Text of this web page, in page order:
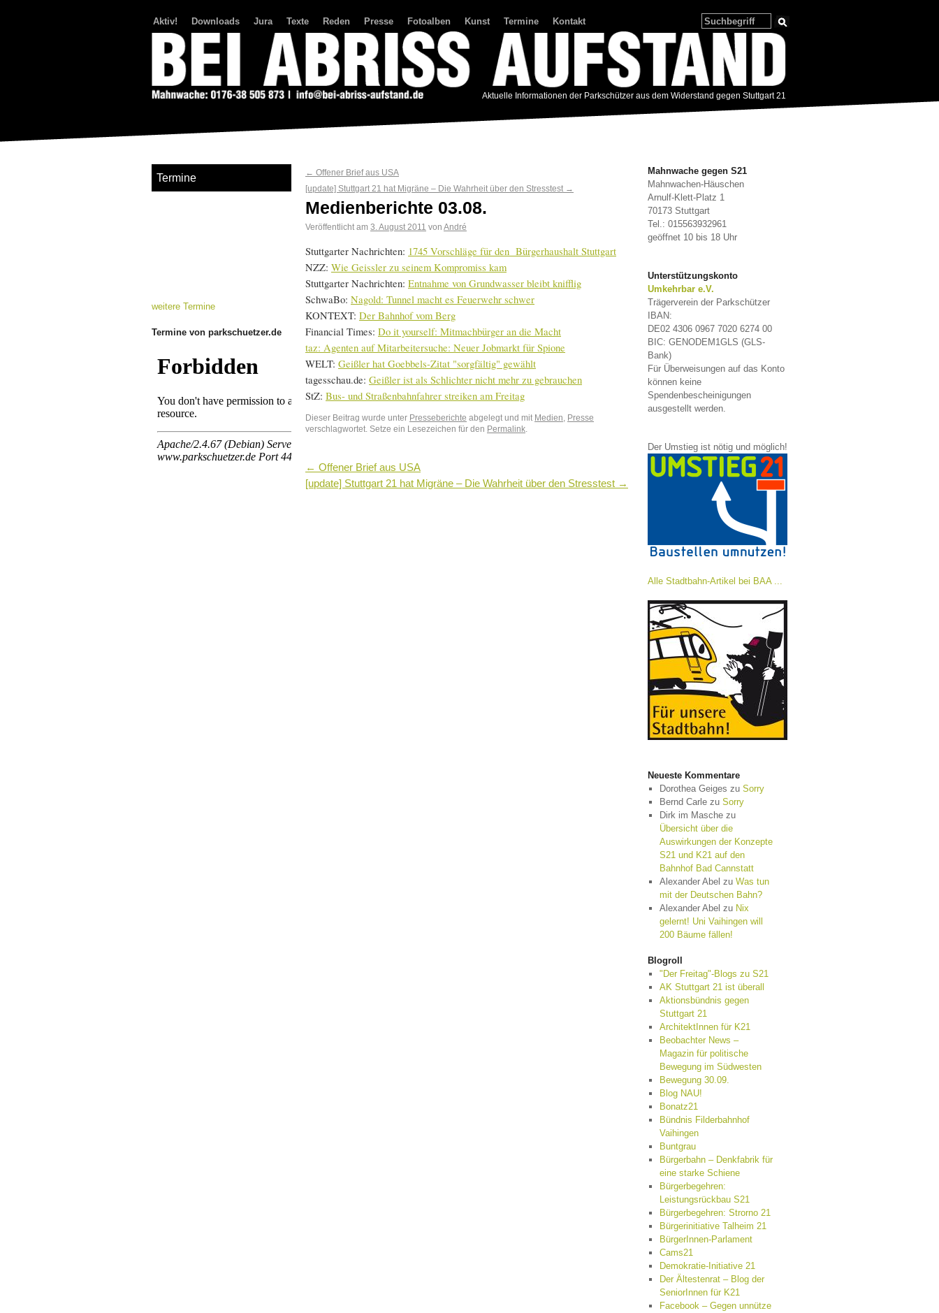
Aktiv! Downloads Jura Texte Reden Presse Fotoalben Kunst Termine Kontakt
Aktuelle Informationen der Parkschützer aus dem Widerstand gegen Stuttgart 21
← Offener Brief aus USA
[update] Stuttgart 21 hat Migräne – Die Wahrheit über den Stresstest →
Medienberichte 03.08.
Veröffentlicht am 3. August 2011 von André
Stuttgarter Nachrichten: 1745 Vorschläge für den Bürgerhaushalt Stuttgart
NZZ: Wie Geissler zu seinem Kompromiss kam
Stuttgarter Nachrichten: Entnahme von Grundwasser bleibt knifflig
SchwaBo: Nagold: Tunnel macht es Feuerwehr schwer
KONTEXT: Der Bahnhof vom Berg
Financial Times: Do it yourself: Mitmachbürger an die Macht
taz: Agenten auf Mitarbeitersuche: Neuer Jobmarkt für Spione
WELT: Geißler hat Goebbels-Zitat "sorgfältig" gewählt
tagesschau.de: Geißler ist als Schlichter nicht mehr zu gebrauchen
StZ: Bus- und Straßenbahnfahrer streiken am Freitag
Dieser Beitrag wurde unter Presseberichte abgelegt und mit Medien
Presse
verschlagwortet. Setze ein Lesezeichen für den Permalink
← Offener Brief aus USA
[update] Stuttgart 21 hat Migräne – Die Wahrheit über den Stresstest →
Termine
weitere Termine
Termine von parkschuetzer.de
Mahnwache gegen S21
Mahnwachen-Häuschen
Arnulf-Klett-Platz 1
70173 Stuttgart
Tel.: 015563932961
geöffnet 10 bis 18 Uhr
Unterstützungskonto
Umkehrbar e.V.
Trägerverein der Parkschützer
IBAN:
DE02 4306 0967 7020 6274 00
BIC: GENODEM1GLS (GLS-
Bank)
Für Überweisungen auf das Konto
können keine
Spendenbescheinigungen
ausgestellt werden.
Der Umstieg ist nötig und möglich!
Alle Stadtbahn-Artikel bei BAA ...
Neueste Kommentare
Dorothea Geiges zu Sorry
Bernd Carlezu Sorry
Dirk im Maschezu
Übersicht über die
Auswirkungen der Konzepte
S21 und K21 auf den
Bahnhof Bad Cannstatt
Alexander Abel zu Was tun
mit der Deutschen Bahn?
Alexander Abel zu Nix
gelernt! Uni Vaihingen will
200 Bäume fällen!
Blogroll
"Der Freitag"-Blogs zu S21
AK Stuttgart 21 ist überall
Aktionsbündnis gegen
Stuttgart 21
ArchitektInnen für K21
Beobachter News –
Magazin für politische
Bewegung im Südwesten
Bewegung 30.09.
Blog NAU!
Bonatz21
Bündnis Filderbahnhof
Vaihingen
Buntgrau
Bürgerbahn – Denkfabrik für
eine starke Schiene
Bürgerbegehren:
Leistungsrückbau S21
Bürgerbegehren: Strorno 21
Bürgerinitiative Talheim 21
BürgerInnen-Parlament
Cams21
Demokratie-Initiative 21
Der Ältestenrat – Blog der
SeniorInnen für K21
Facebook – Gegen unnütze